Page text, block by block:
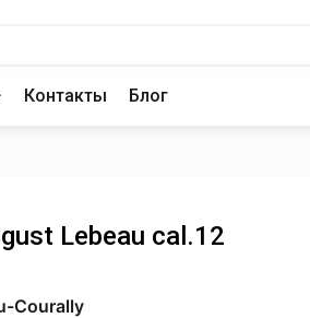
Контакты Блог
Lebeau cal.12
Courally